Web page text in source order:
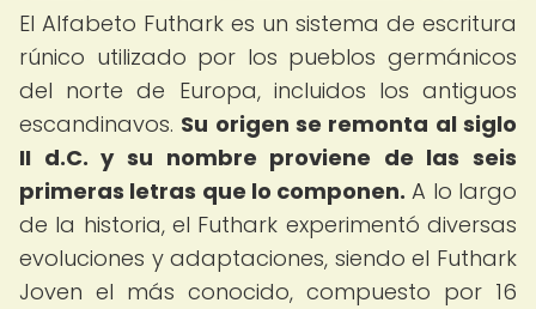
El Alfabeto Futhark es un sistema de escritura
rúnico utilizado por los pueblos germánicos
del norte de Europa, incluidos los antiguos
escandinavos. Su origen se remonta al siglo
II d.C. y su nombre proviene de las seis
primeras letras que lo componen. A lo largo
de la historia, el Futhark experimentó diversas
evoluciones y adaptaciones, siendo el Futhark
Joven el más conocido, compuesto por 16